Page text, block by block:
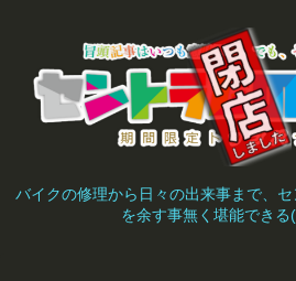
バイクの修理から日々の出来事まで、
を余す事無く堪能できる